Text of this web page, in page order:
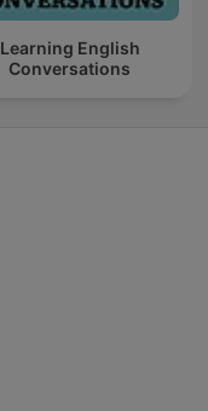
Learning English
Conversations